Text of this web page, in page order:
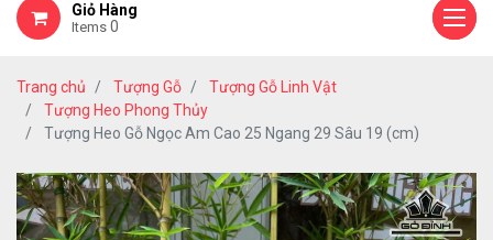
Giỏ Hàng
Items 0
Trang chủ Tượng Gỗ
Tượng Gỗ Linh Vật
Tượng Heo Phong Thủy
Tượng Heo Gỗ Ngọc Am Cao 25 Ngang 29 Sâu 19 (cm)